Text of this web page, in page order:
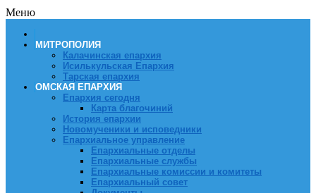
Меню
МИТРОПОЛИЯ
Калачинская епархия
Исилькульская Епархия
Тарская епархия
ОМСКАЯ ЕПАРХИЯ
Епархия сегодня
Карта благочиний
История епархии
Новомученики и исповедники
Епархиальное управление
Епархиальные отделы
Епархиальные службы
Епархиальные комиссии и комитеты
Епархиальный совет